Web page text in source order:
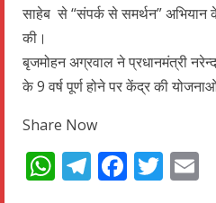
साहेब से “संपर्क से समर्थन”
की।
बृजमोहन अग्रवाल ने प्रधानमंत्री
के 9 वर्ष पूर्ण होने पर केंद्र की
Share Now
WhatsApp
Telegram